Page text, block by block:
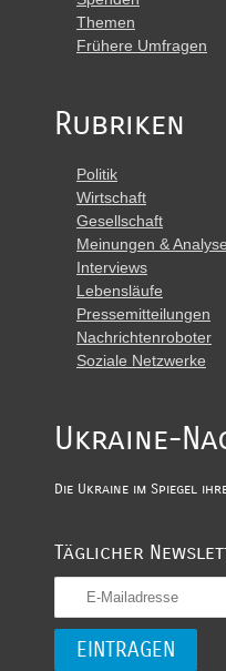
Themen
Frühere Umfragen
Rubriken
Politik
Wirtschaft
Gesellschaft
Meinungen &
Interviews
Lebensläufe
Pressemitteilungen
Nachrichtenroboter
Soziale Netzwerke
Ukraine-
Die Ukraine im Spiegel
Täglicher